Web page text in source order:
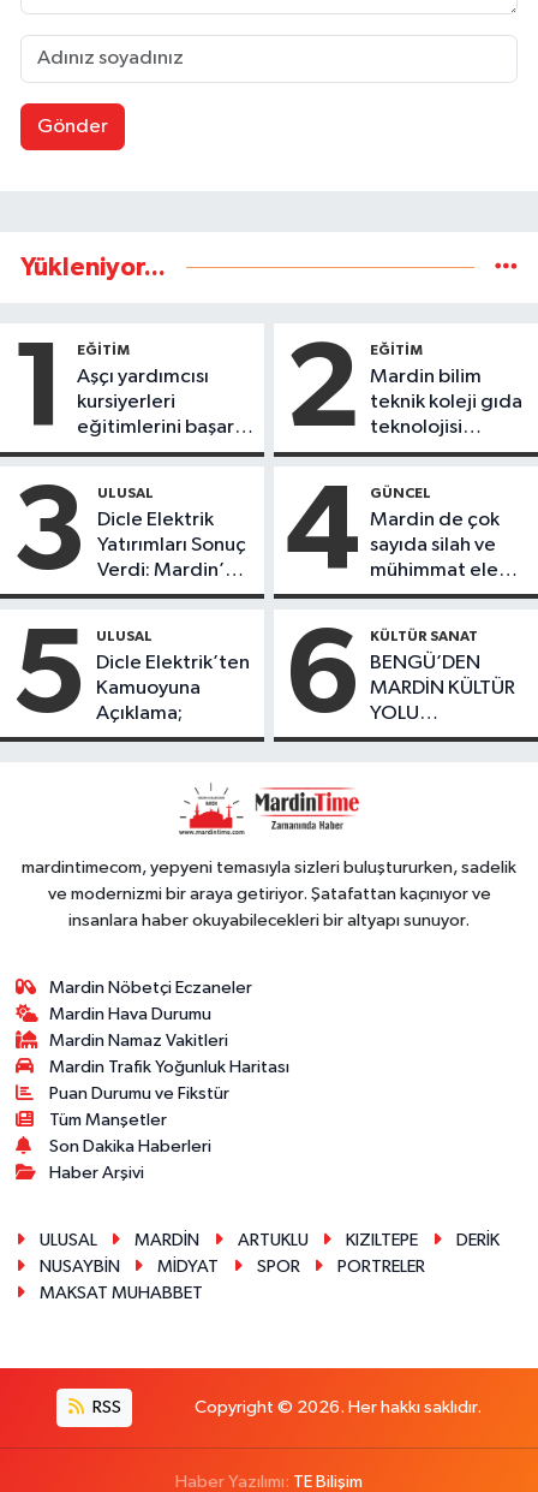
Gönder
Yükleniyor...
1 EĞİTİM
Aşçı yardımcısı
kursiyerleri
eğitimlerini başarı
ile tamamladı
2 EĞİTİM
Mardin bilim
teknik koleji gıda
teknolojisi
öğrencileri
ürünlerini satarak
köydeki
çoçuklara kitap
desteğinde
bulundu
3 ULUSAL
Dicle Elektrik
Yatırımları Sonuç
Verdi: Mardin’de
Kayıp Kaçak
Düşüş
4 GÜNCEL
Mardin de çok
sayıda silah ve
mühimmat ele
geçirildi
5 ULUSAL
Dicle Elektrik’ten
Kamuoyuna
Açıklama;
6 KÜLTÜR SANAT
BENGÜ’DEN
MARDİN KÜLTÜR
YOLU
FESTIVALİ’NDE
mardintimecom, yepyeni temasıyla sizleri buluştururken, sadelik
ve modernizmi bir araya getiriyor. Şatafattan kaçınıyor ve
insanlara haber okuyabilecekleri bir altyapı sunuyor.
Mardin Nöbetçi Eczaneler
Mardin Hava Durumu
Mardin Namaz Vakitleri
Mardin Trafik Yoğunluk Haritası
Puan Durumu ve Fikstür
Tüm Manşetler
Son Dakika Haberleri
Haber Arşivi
ULUSAL MARDİN ARTUKLU KIZILTEPE
DERİK
NUSAYBİN
MİDYAT SPOR
PORTRELER
MAKSAT MUHABBET
RSS Copyright © 2026. Her hakkı saklıdır.
Haber Yazılımı: TE Bilişim